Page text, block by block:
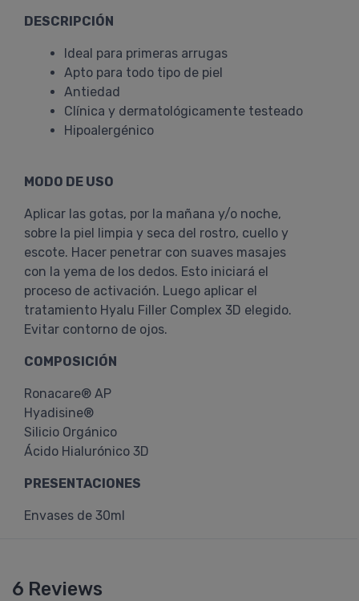
DESCRIPCIÓN
Ideal para primeras arrugas
Apto para todo tipo de piel
Antiedad
Clínica y dermatológicamente testeado
Hipoalergénico
MODO DE USO
Aplicar las gotas, por la mañana y/o noche,
sobre la piel limpia y seca del rostro, cuello y
escote. Hacer penetrar con suaves masajes
con la yema de los dedos. Esto iniciará el
proceso de activación. Luego aplicar el
tratamiento Hyalu Filler Complex 3D elegido.
Evitar contorno de ojos.
COMPOSICIÓN
Ronacare® AP
Hyadisine®
Silicio Orgánico
Ácido Hialurónico 3D
PRESENTACIONES
Envases de 30ml
6 Reviews